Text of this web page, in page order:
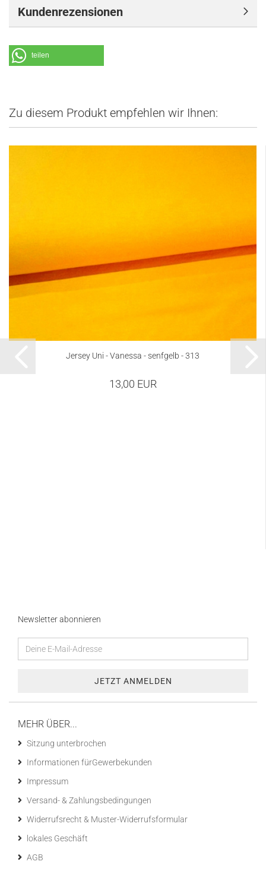
Kundenrezensionen
teilen
Zu diesem Produkt empfehlen wir Ihnen:
Jersey Uni - Vanessa - senfgelb - 313
13,00 EUR
Newsletter abonnieren
MEHR ÜBER...
Sitzung unterbrochen
Informationen fürGewerbekunden
Impressum
Versand- & Zahlungsbedingungen
Widerrufsrecht & Muster-Widerrufsformular
lokales Geschäft
AGB